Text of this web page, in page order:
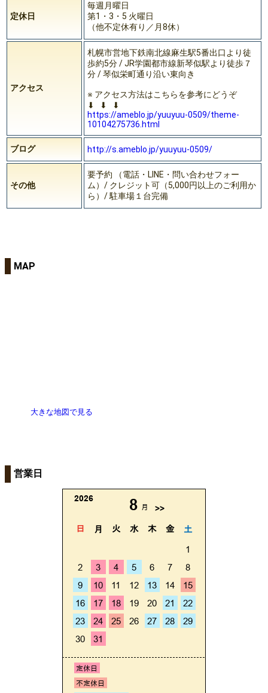
定休日
毎週月曜日
第1・3・5 火曜日
（他不定休有り／月8休）
アクセス
札幌市営地下鉄南北線麻生駅5番出口より徒
歩約5分 / JR学園都市線新琴似駅より徒歩７
分 / 琴似栄町通り沿い東向き
※ アクセス方法はこちらを参考にどうぞ
⬇︎ ⬇︎ ⬇︎
https://ameblo.jp/yuuyuu-0509/theme-
10104275736.html
ブログ http://s.ameblo.jp/yuuyuu-0509/
その他
要予約 （電話・LINE・問い合わせフォー
ム）/ クレジット可（5,000円以上のご利用か
ら）/ 駐車場１台完備
MAP
大きな地図で見る
営業日